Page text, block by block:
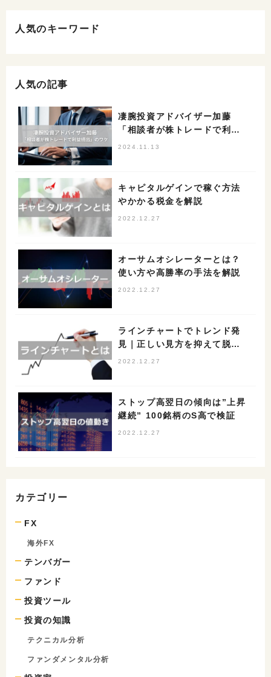
人気のキーワード
人気の記事
凄腕投資アドバイザー加藤
「相談者が株トレードで利益
続出」のワケ
2024.11.13
キャピタルゲインで稼ぐ方法
やかかる税金を解説
2022.12.27
オーサムオシレーターとは？
使い方や高勝率の手法を解説
2022.12.27
ラインチャートでトレンド発
見｜正しい見方を抑えて脱初
心者しよう
2022.12.27
ストップ高翌日の傾向は”上昇
継続” 100銘柄のS高で検証
2022.12.27
カテゴリー
FX
海外FX
テンバガー
ファンド
投資ツール
投資の知識
テクニカル分析
ファンダメンタル分析